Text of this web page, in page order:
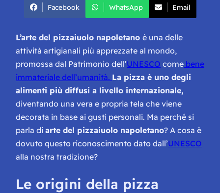
Facebook WhatsApp Email
L’arte del pizzaiuolo napoletano è una delle
attività artigianali più apprezzate al mondo,
promossa dal Patrimonio dell’UNESCO come bene
immateriale dell’umanità. La pizza è uno degli
alimenti più diffusi a livello internazionale,
diventando una vera e propria tela che viene
decorata in base ai gusti personali. Ma perché si
parla di arte del pizzaiuolo napoletano? A cosa è
dovuto questo riconoscimento dato dall’UNESCO
alla nostra tradizione?
Le origini della pizza